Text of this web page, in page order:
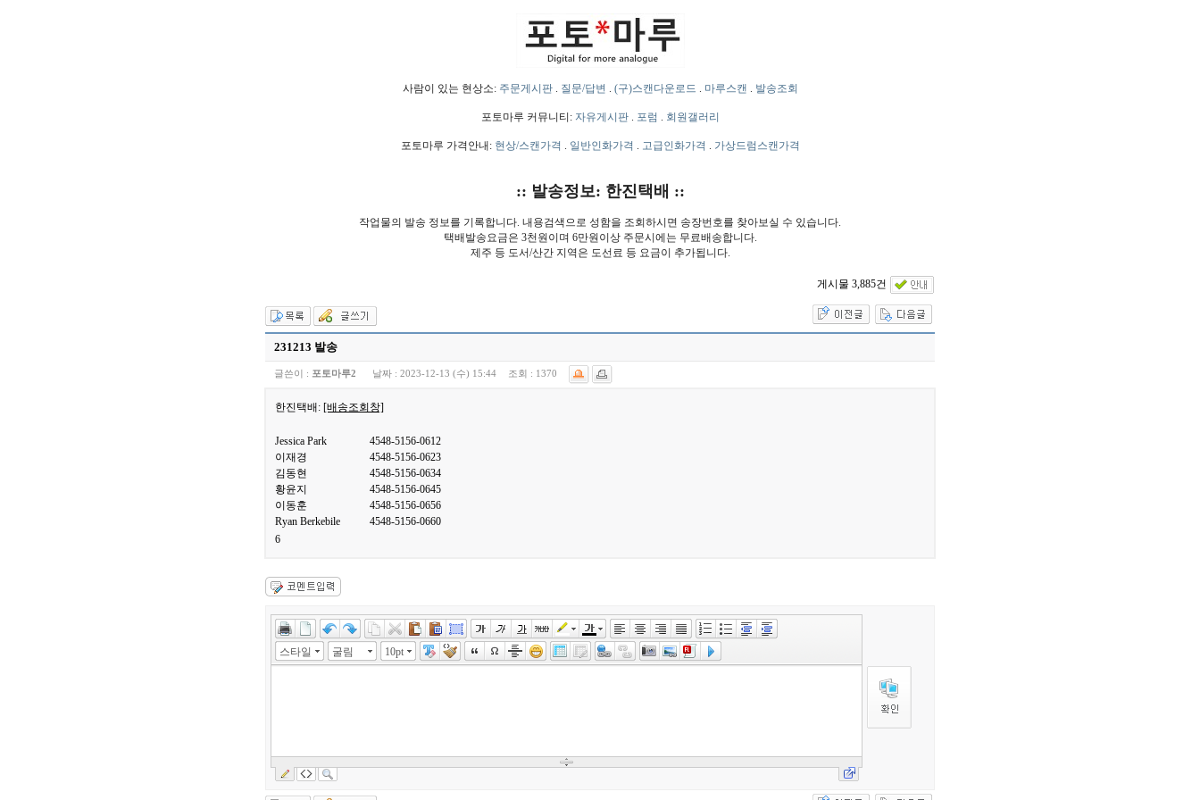
사람이 있는 현상소: 주문게시판. 질문/답변 . (구)스캔다운로드 . 마루스캔 . 발송조회
포토마루 커뮤니티: 자유게시판. 포럼 . 회원갤러리
포토마루 가격안내: 현상/스캔가격 . 일반인화가격 . 고급인화가격 . 가상드럼스캔가격
:: 발송정보: 한진택배 ::
작업물의 발송 정보를 기록합니다. 내용검색으로 성함을 조회하시면 송장번호를 찾아보실 수 있습니다.
택배발송요금은 3천원이며 6만원이상 주문시에는 무료배송합니다.
제주 등 도서/산간 지역은 도선료 등 요금이 추가됩니다.
게시물 3,885건
231213 발송
글쓴이 : 포토마루2 날짜 : 2023-12-13 (수) 15:44 조회 : 1370
한진택배: [배송조회창]
Jessica Park
4548-5156-0612
이재경
4548-5156-0623
김동현
4548-5156-0634
황윤지
4548-5156-0645
이동훈
4548-5156-0656
Ryan Berkebile
4548-5156-0660
6
스타일 굴림 10pt